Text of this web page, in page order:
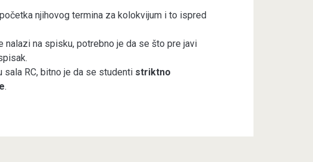
njihovog termina za kolokvijum i to ispred
na spisku, potrebno je da se što pre javi
sala RC, bitno je da se studenti striktno
.